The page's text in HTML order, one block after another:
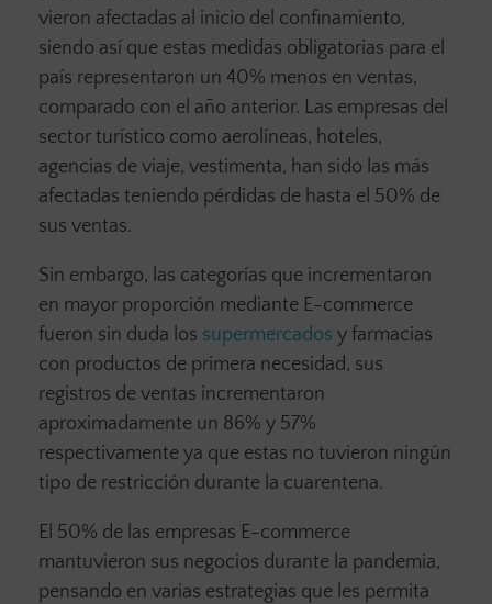
vieron afectadas al inicio del confinamiento,
siendo así que estas medidas obligatorias para el
país representaron un 40% menos en ventas,
comparado con el año anterior. Las empresas del
sector turístico como aerolíneas, hoteles,
agencias de viaje, vestimenta, han sido las más
afectadas teniendo pérdidas de hasta el 50% de
sus ventas.
Sin embargo, las categorías que incrementaron
en mayor proporción mediante E-commerce
fueron sin duda los supermercados y farmacias
con productos de primera necesidad, sus
registros de ventas incrementaron
aproximadamente un 86% y 57%
respectivamente ya que estas no tuvieron ningún
tipo de restricción durante la cuarentena.
El 50% de las empresas E-commerce
mantuvieron sus negocios durante la pandemia,
pensando en varias estrategias que les permita